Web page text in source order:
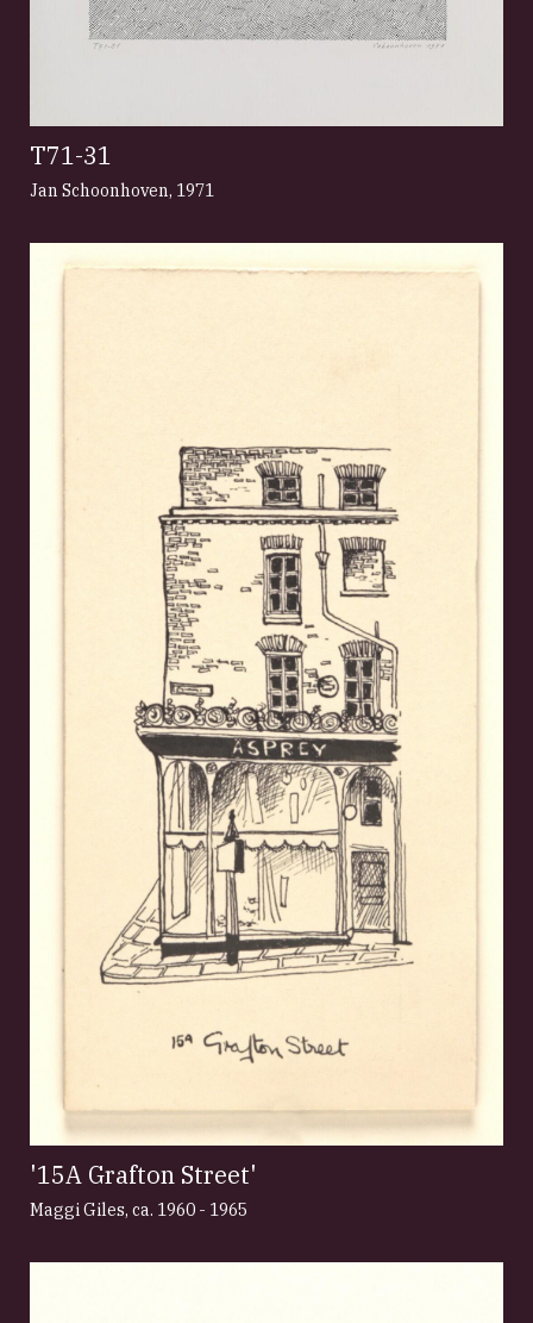
T71-31
Jan Schoonhoven, 1971
'15A Grafton Street'
Maggi Giles, ca. 1960 - 1965